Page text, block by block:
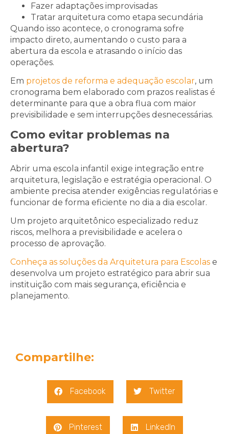
Fazer adaptações improvisadas
Tratar arquitetura como etapa secundária
Quando isso acontece, o cronograma sofre
impacto direto, aumentando o custo para a
abertura da escola e atrasando o início das
operações.
Em projetos de reforma e adequação escolar, um
cronograma bem elaborado com prazos realistas é
determinante para que a obra flua com maior
previsibilidade e sem interrupções desnecessárias.
Como evitar problemas na
abertura?
Abrir uma escola infantil exige integração entre
arquitetura, legislação e estratégia operacional. O
ambiente precisa atender exigências regulatórias e
funcionar de forma eficiente no dia a dia escolar.
Um projeto arquitetônico especializado reduz
riscos, melhora a previsibilidade e acelera o
processo de aprovação.
Conheça as soluções da Arquitetura para Escolas e
desenvolva um projeto estratégico para abrir sua
instituição com mais segurança, eficiência e
planejamento.
Compartilhe:
Facebook Twitter
Pinterest LinkedIn